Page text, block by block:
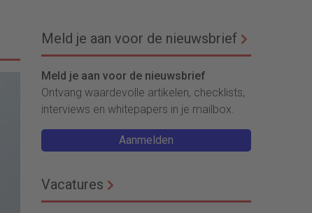
Meld je aan voor de nieuwsbrief
Meld je aan voor de nieuwsbrief
Ontvang waardevolle artikelen, checklists,
interviews en whitepapers in je mailbox.
Aanmelden
Vacatures